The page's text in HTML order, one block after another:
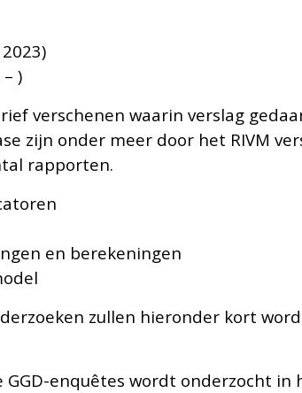
)
verschenen waarin verslag
zijn onder meer door het RIVM
rapporten.
en berekeningen
zullen hieronder kort
GGD-enquêtes wordt onderzocht